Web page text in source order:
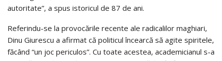
autoritate”, a spus istoricul de 87 de ani.
Referindu-se la provocările recente ale radicalilor maghiari,
Dinu Giurescu a afirmat că politicul încearcă să agite spiritele,
făcând “un joc periculos”. Cu toate acestea, academicianul s-a